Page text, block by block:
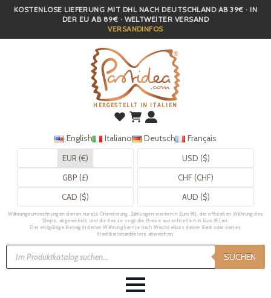
Skip
KOSTENLOSE LIEFERUNG MIT DHL NACH DEUTSCHLAND AB 39€ · IN
DER EU AB 89€ · WELTWEITER VERSAND
VERSANDINFOS
HERGESTELLT IN ITALIEN
English Italiano Deutsch Français
EUR (€)
USD ($)
GBP (£)
CHF (CHF)
CAD ($)
AUD ($)
Währungsumrechnungen dienen nur als Orientierung. Zahlungen werden in Euro (€), der offiziellen Währung des
Shops, abgewickelt, und die Kasse zeigt die Preise ausschließlich in Euro (€) an.
Der endgültige Betrag in deiner Währung kann je nach Wechselkurs deiner Bank oder deines
Kreditkartenanbieters abweichen.
Products
search SUCHEN